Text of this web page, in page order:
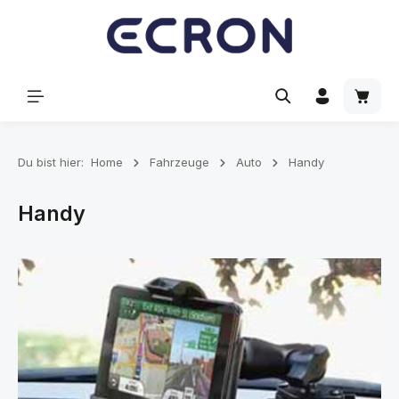
Du bist hier: Home Fahrzeuge Auto Handy
Handy